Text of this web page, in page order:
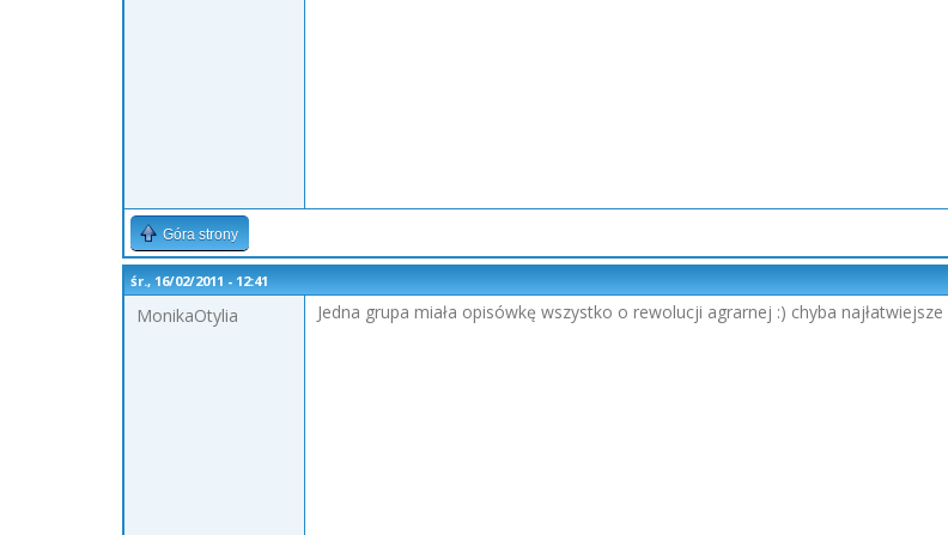
Góra strony
śr., 16/02/2011 - 12:41
MonikaOtylia
Jedna grupa miała opisówkę wszystko o rewolucji agrarnej :) chyba najłatwiejsze